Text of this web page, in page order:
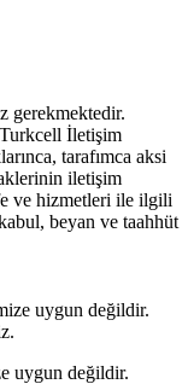
gerekmektedir.
İletişim
tarafımca aksi
iletişim
ve hizmetleri ile ilgili
beyan ve taahhüt
uygun değildir.
uygun değildir.